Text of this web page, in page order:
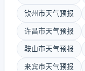
钦州市天气预报
许昌市天气预报
鞍山市天气预报
来宾市天气预报